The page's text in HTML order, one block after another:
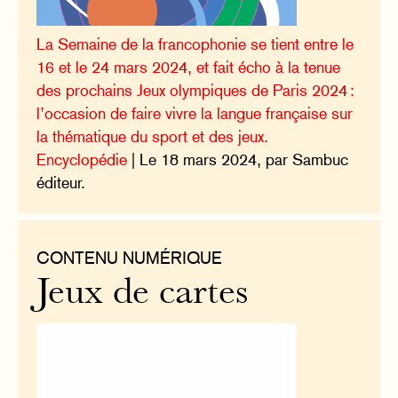
La Semaine de la francophonie se tient entre le
16 et le 24 mars 2024, et fait écho à la tenue
des prochains Jeux olympiques de Paris 2024 :
l’occasion de faire vivre la langue française sur
la thématique du sport et des jeux.
Encyclopédie | Le 18 mars 2024, par Sambuc
éditeur.
CONTENU NUMÉRIQUE
Jeux de cartes